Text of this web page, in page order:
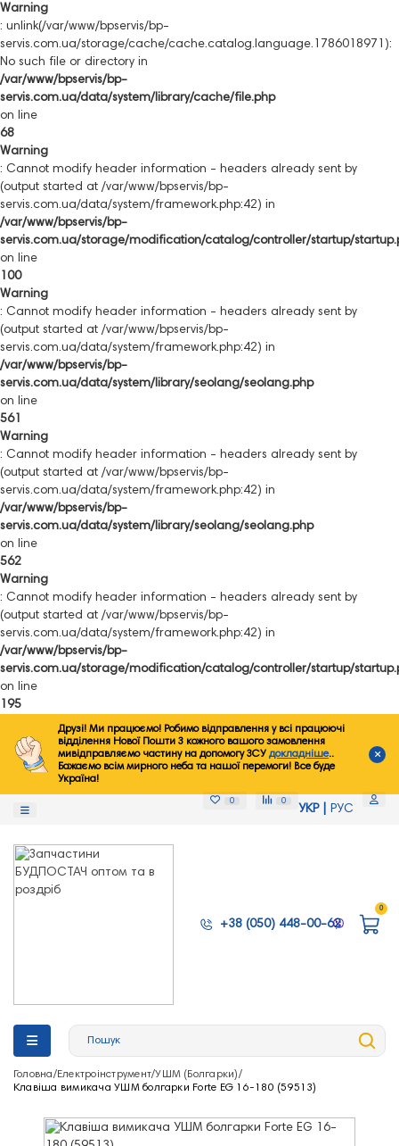
Warning
: unlink(/var/www/bpservis/bp-
servis.com.ua/storage/cache/cache.catalog.language.1786018971):
No such file or directory in
/var/www/bpservis/bp-
servis.com.ua/data/system/library/cache/file.php
on line
68
Warning
: Cannot modify header information - headers already sent by
(output started at /var/www/bpservis/bp-
servis.com.ua/data/system/framework.php:42) in
/var/www/bpservis/bp-
servis.com.ua/storage/modification/catalog/controller/startup/
on line
100
Warning
: Cannot modify header information - headers already sent by
(output started at /var/www/bpservis/bp-
servis.com.ua/data/system/framework.php:42) in
/var/www/bpservis/bp-
servis.com.ua/data/system/library/seolang/seolang.php
on line
561
Warning
: Cannot modify header information - headers already sent by
(output started at /var/www/bpservis/bp-
servis.com.ua/data/system/framework.php:42) in
/var/www/bpservis/bp-
servis.com.ua/data/system/library/seolang/seolang.php
on line
562
Warning
: Cannot modify header information - headers already sent by
(output started at /var/www/bpservis/bp-
servis.com.ua/data/system/framework.php:42) in
/var/www/bpservis/bp-
servis.com.ua/storage/modification/catalog/controller/startup/
on line
195
Друзі! Ми працюємо! Робимо відправлення у всі працюючі
відділення Нової Пошти З кожного вашого замовлення
мивідправляємо частину на допомогу ЗСУ докладніше..
Бажаємо всім мирного неба та нашої перемоги! Все буде
Україна!
0 0
УКР РУС
+38 (050) 448-00-62
0
Головна Електроінструмент УШМ (Болгарки)
Клавіша вимикача УШМ болгарки Forte EG 16-180 (59513)